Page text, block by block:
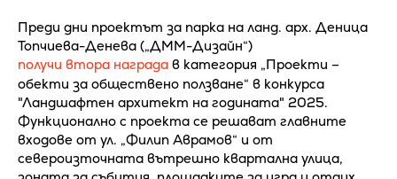
Преди дни проектът за парка на ланд. арх. Деница
Топчиева-Денева („ДММ-Дизайн“)
получи втора награда в категория „Проекти –
обекти за обществено ползване“ в конкурса
"Ландшафтен архитект на годината" 2025.
Функционално с проекта се решават главните
входове от ул. „Филип Аврамов“ и от
североизточната вътрешно квартална улица,